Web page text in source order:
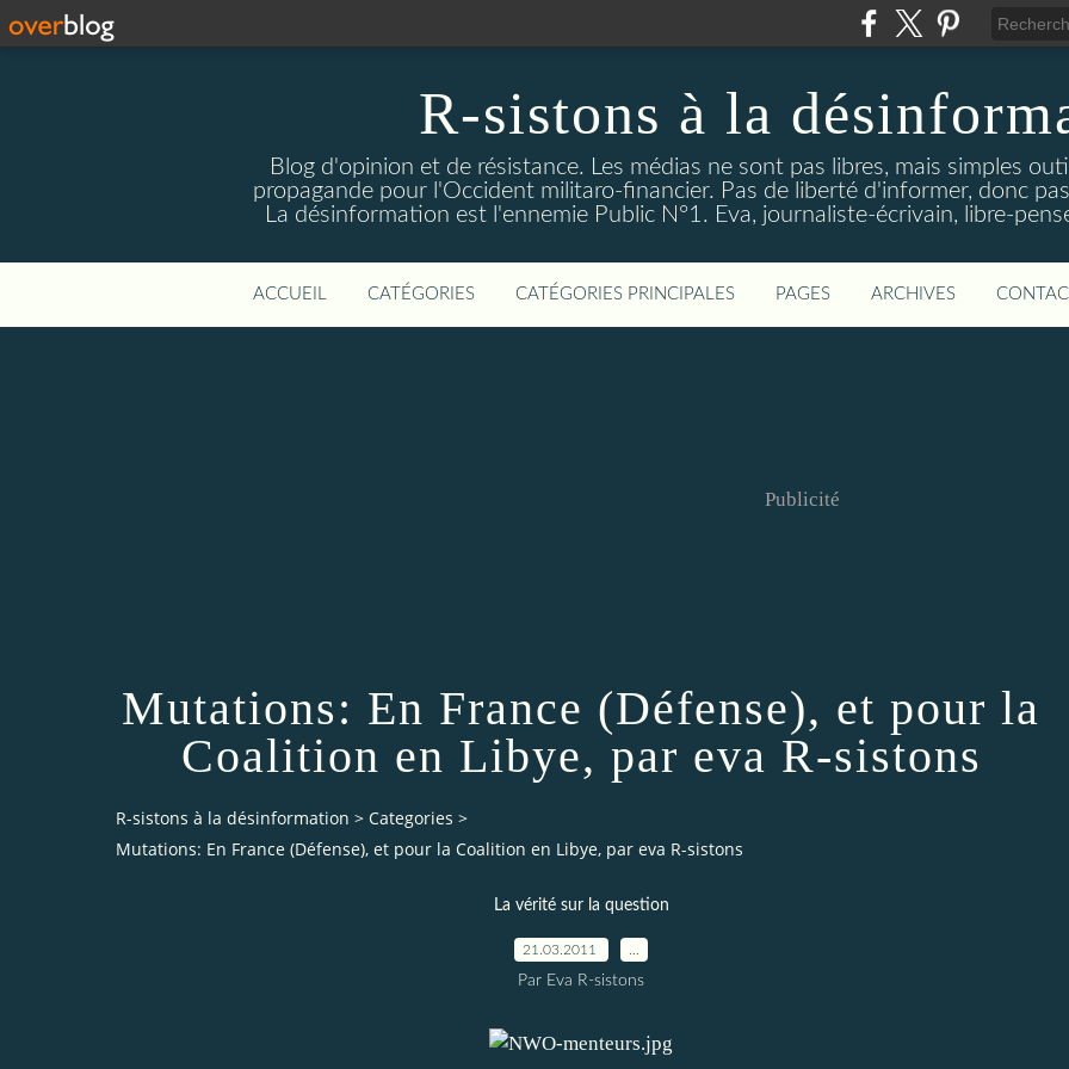
R-sistons à la
Blog d'opinion et de résistance. Les médias ne sont pas libres, mais simples
propagande pour l'Occident militaro-financier. Pas de liberté d'informer, donc
La désinformation est l'ennemie Public N°1. Eva, journaliste-écrivain, libre-
ACCUEIL CATÉGORIES CATÉGORIES PRINCIPALES PAGES ARCHIVES
Publicité
Mutations: En France (Défense), et pour la
Coalition en Libye, par eva R-sistons
R-sistons à la désinformation > Categories >
Mutations: En France (Défense), et pour la Coalition en Libye, par eva R-sistons
La vérité sur la question
21.03.2011
Par Eva R-sistons